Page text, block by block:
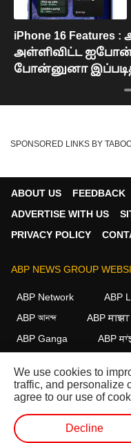
iPhone 16
அள்ளிவிட்ட ஐபோன்
போன்னுனா
SPONSORED LINKS BY
ABOUT US FEEDBACK
ADVERTISE WITH US
PRIVACY POLICY
ABP NEWS GROUP
ABP Network ABP
ABP আনন্দ
ABP माझा
ABP Ganga
ABP
FOLLOW US
This website follows the
All rights reserved.
We use cookies to
traffic, and personalize
agree to our use of
Decline